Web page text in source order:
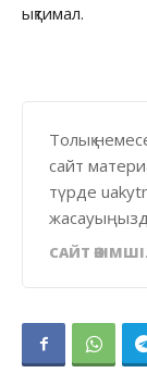
ықтимал.
Толық
сайт
түрде
САЙТ